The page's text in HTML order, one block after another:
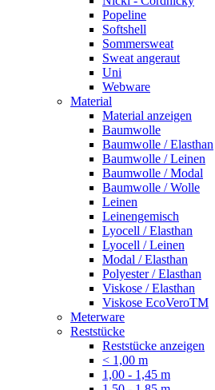
Popeline
Softshell
Sommersweat
Sweat angeraut
Uni
Webware
Material
Material anzeigen
Baumwolle
Baumwolle / Elasthan
Baumwolle / Leinen
Baumwolle / Modal
Baumwolle / Wolle
Leinen
Leinengemisch
Lyocell / Elasthan
Lyocell / Leinen
Modal / Elasthan
Polyester / Elasthan
Viskose / Elasthan
Viskose EcoVeroTM
Meterware
Reststücke
Reststücke anzeigen
< 1,00 m
1,00 - 1,45 m